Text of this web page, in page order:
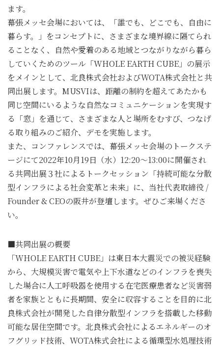
ます。
幕張メッセ会場においては、「誰でも、どこでも、自由に
暮らす。」をコンセプトに、さまざまな境界線に隔てられ
ることなく、自然や愛着のある地域とつながりながら暮ら
していくためのツール「WHOLE EARTH CUBE」の展示
をメインとして、北良株式会社およびWOTA株式会社と共
同出展します。MUSVIは、距離の制約を超えてあたかも
同じ空間にいるような自然なコミュニケーションを実現す
る「窓」を通じて、さまざまな人と場所をむすび、つなげ
る取り組みのご紹介、デモを実施します。
また、コンファレンスでは、幕張メッセ会場のトークステ
ージにて2022年10月19日（水）12:20〜13:00に開催され
る共同出展３社によるトークセッション「持続可能な分散
型インフラによる社会変革と未来」に、当社代表取締役 /
Founder & CEOの阪井が登壇します。ぜひご来場くださ
い。
■共同出展の概要
「WHOLE EARTH CUBE」は東日本大震災での被災経験
から、大規模災害で電気や上下水道などのインフラを喪失
した場合に人工呼吸器を使用する在宅医療患者など災害弱
者を家族とともに長期間、安全に収容することを目的に北
良株式会社が開発した自律分散型インフラを搭載した移動
可能な居住空間です。北良株式会社によるエネルギーのオ
フグリッド技術、WOTA株式会社による循環型水処理技術